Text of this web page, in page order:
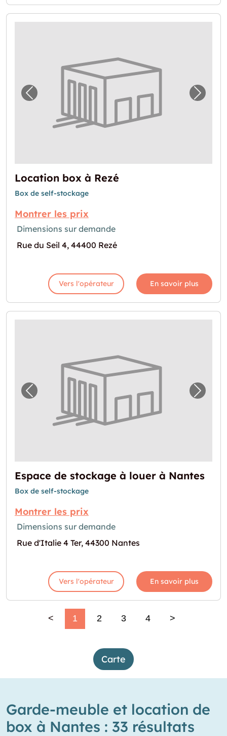
Image précédente pour "Location box à
Location box à Rezé
Box de self-stockage
Montrer les prix
Dimensions sur demande
Rue du Seil 4, 44400 Rezé
Vers l'opérateur En savoir plus
Image précédente pour "Espace de
Espace de stockage à louer à Nantes
Box de self-stockage
Montrer les prix
Dimensions sur demande
Rue d'Italie 4 Ter, 44300 Nantes
Vers l'opérateur En savoir plus
< 1 2 3 4 >
Carte
Garde-meuble et location de
box à Nantes : 33 résultats